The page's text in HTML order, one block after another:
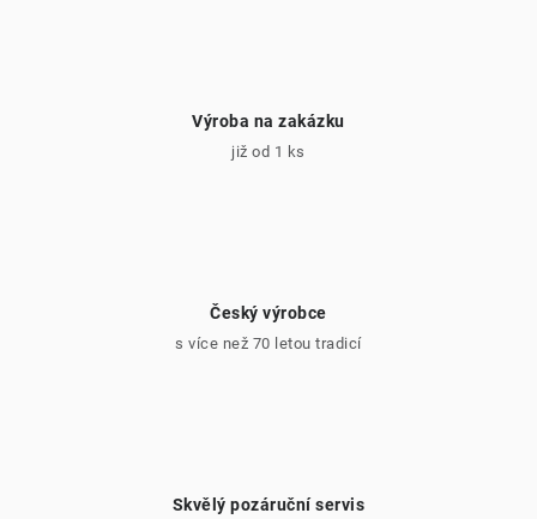
Výroba na zakázku
již od 1 ks
Český výrobce
s více než 70 letou tradicí
Skvělý pozáruční servis